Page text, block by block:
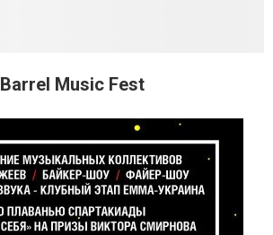
Barrel Music Fest